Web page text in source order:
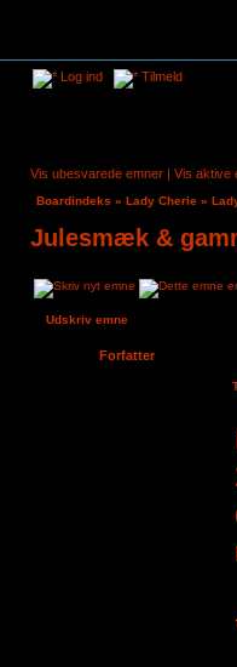
Log ind Tilmeld
Vis ubesvarede emner | Vis aktive
Boardindeks » Lady Cherie »
Julesmæk &
Udskriv emne
Forfatter